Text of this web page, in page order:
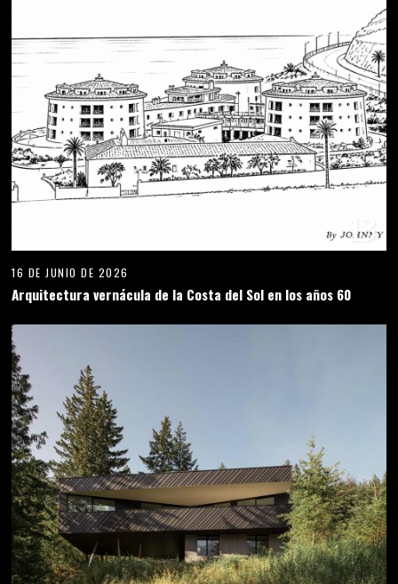
13
16 DE JUNIO DE 2026
Arquitectura vernácula de la Costa del Sol en los años 60